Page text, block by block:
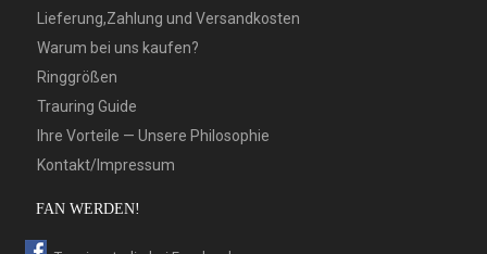
Lieferung,Zahlung und Versandkosten
Warum bei uns kaufen?
Ringgrößen
Trauring Guide
Ihre Vorteile — Unsere Philosophie
Kontakt/Impressum
FAN WERDEN!